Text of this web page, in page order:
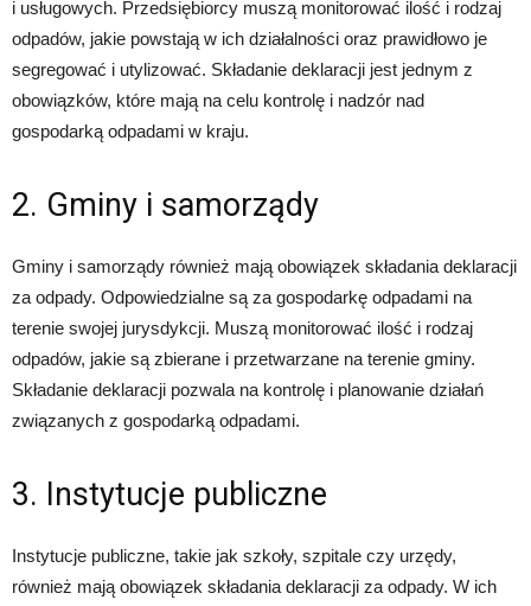
i usługowych. Przedsiębiorcy muszą monitorować ilość i rodzaj
odpadów, jakie powstają w ich działalności oraz prawidłowo je
segregować i utylizować. Składanie deklaracji jest jednym z
obowiązków, które mają na celu kontrolę i nadzór nad
gospodarką odpadami w kraju.
2. Gminy i samorządy
Gminy i samorządy również mają obowiązek składania deklaracji
za odpady. Odpowiedzialne są za gospodarkę odpadami na
terenie swojej jurysdykcji. Muszą monitorować ilość i rodzaj
odpadów, jakie są zbierane i przetwarzane na terenie gminy.
Składanie deklaracji pozwala na kontrolę i planowanie działań
związanych z gospodarką odpadami.
3. Instytucje publiczne
Instytucje publiczne, takie jak szkoły, szpitale czy urzędy,
również mają obowiązek składania deklaracji za odpady. W ich